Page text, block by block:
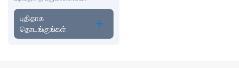
புதிதாக
தொடங்குங்கள்